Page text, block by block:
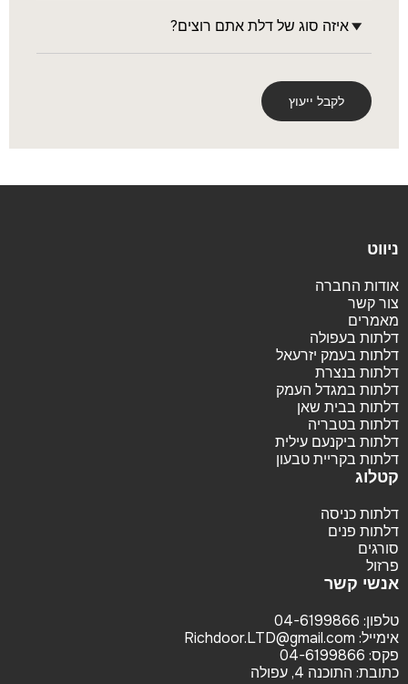
ניווט
אודות החברה
צור קשר
מאמרים
דלתות בעפולה
דלתות בעמק יזרעאל
דלתות בנצרת
דלתות במגדל העמק
דלתות בבית שאן
דלתות בטבריה
דלתות ביקנעם עילית
דלתות בקריית טבעון
קטלוג
דלתות כניסה
דלתות פנים
סורגים
פרזול
אנשי קשר
טלפון: 04-6199866
אימייל: Richdoor.LTD@gmail.com
פקס: 04-6199866
כתובת: התוכנה 4, עפולה